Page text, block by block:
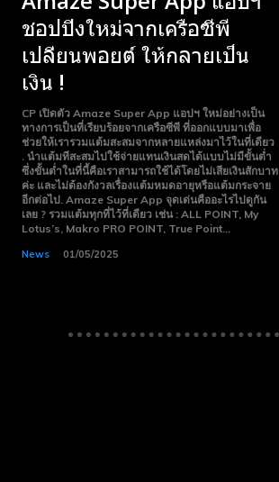
content
15 Day
Trial
Monthly or
Yearly
Memberships
Professional
Rated
content
15 Day
Trial
Monthly or
Yearly
Memberships
Professional
Rated
ชอปปิงใหม่จากเครือซีพี
เปลี่ยนพอยต์ ให้กลายเป็น
เงิน !
CP เปิดตัว Amaze Super App แอปฯ ใหม่อย่างเป็น
ทางการเป็นที่เรียบร้อยจากเครือซีพี ที่ออกแบบมาเพื่อ
ช่วยให้เรารวมแต้มสะสมจากหลายแหล่งมาไว้ในที่เดียว
. นำแต้มทีสะสมไปใช้จ่ายแทนเงินสดได้แบบไม่มีขั้นต่ำ
ซึ่งขั้นต่ำในที่นี้คือเราสามารถใช้ได้โดยไม่เสียเงินสักบาท
ค่ะ และไม่ต้องกังวลเรื่องแต้มหมดอายุหรือแต้มกระจาย
อีกต่อไป. Amaze Super App จุดเด่นคืออะไรไปดูกัน
เลย ? รวมแต้มทุกที่ไว้ที่เดียว เช่น : ALL POINT, My
Lotus’s, Makro PRO POINT, True Point...
News 01/05/2025